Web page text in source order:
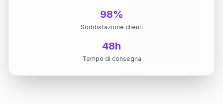
98%
Soddisfazione clienti
48h
Tempo di consegna